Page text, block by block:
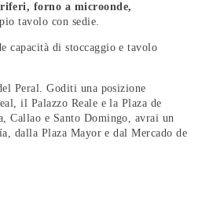
forno a microonde,
tavolo con sedie.
capacità di stoccaggio e tavolo
Peral. Goditi una posizione
il Palazzo Reale e la Plaza de
Callao e Santo Domingo, avrai un
dalla Plaza Mayor e dal Mercado de